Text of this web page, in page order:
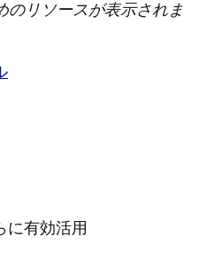
のリソースが表示されま
に有効活用